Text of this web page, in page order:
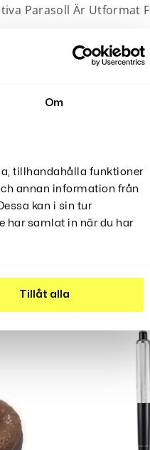
Om
tillhandahålla funktioner
annan information från
kan i sin tur
har samlat in när du har
Tillåt alla
Parasoll Är Utformat
Solskydd Och Kan
Inne I Bilen, Vilket